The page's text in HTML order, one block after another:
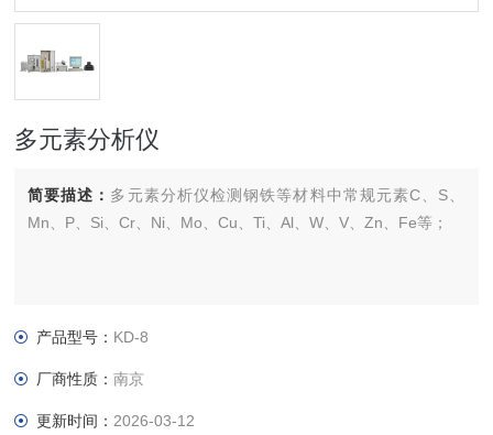
多元素分析仪
简要描述： 多元素分析仪检测钢铁等材料中常规元素C、S、
Mn、P、Si、Cr、Ni、Mo、Cu、Ti、Al、W、V、Zn、Fe等；
产品型号： KD-8
厂商性质：南京
更新时间： 2026-03-12